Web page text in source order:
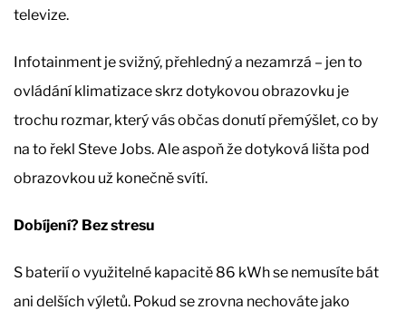
televize.
Infotainment je svižný, přehledný a nezamrzá – jen to
ovládání klimatizace skrz dotykovou obrazovku je
trochu rozmar, který vás občas donutí přemýšlet, co by
na to řekl Steve Jobs. Ale aspoň že dotyková lišta pod
obrazovkou už konečně svítí.
Dobíjení? Bez stresu
S baterií o využitelné kapacitě 86 kWh se nemusíte bát
ani delších výletů. Pokud se zrovna nechováte jako